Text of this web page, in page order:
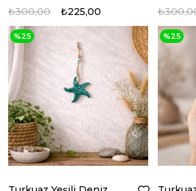
₺225,00
₺300,00
%25 %25